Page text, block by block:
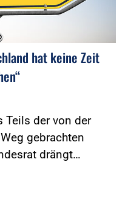
hat keine Zeit
Teils der von der
gebrachten
drängt…